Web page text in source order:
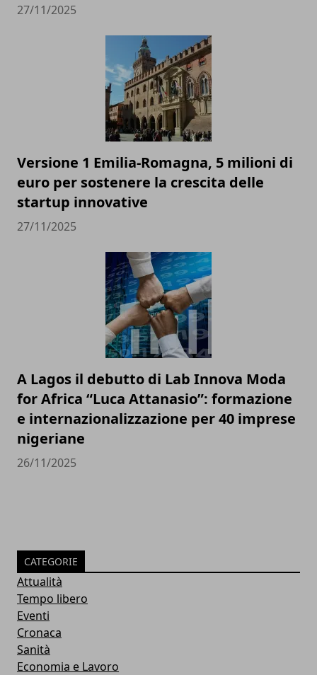
27/11/2025
Versione 1 Emilia-Romagna, 5 milioni di
euro per sostenere la crescita delle
startup innovative
27/11/2025
A Lagos il debutto di Lab Innova Moda
for Africa “Luca Attanasio”: formazione
e internazionalizzazione per 40 imprese
nigeriane
26/11/2025
CATEGORIE
Attualità
Tempo libero
Eventi
Cronaca
Sanità
Economia e Lavoro